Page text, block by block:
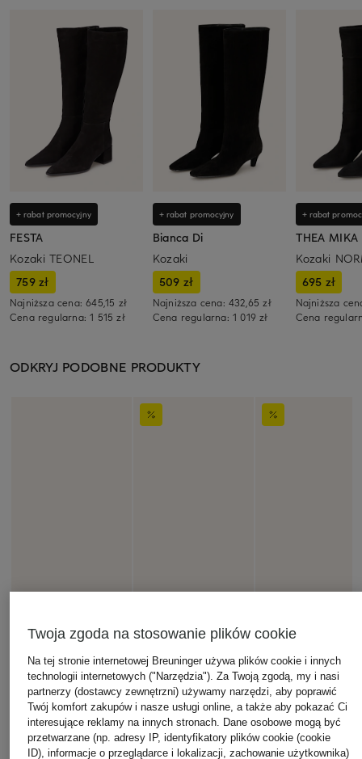
+ rabat promocyjny
FESTA
Kozaki TEONEL
759 zł
Najniższa cena:645,15 zł
Cena regularna:1 515 zł
+ rabat promocyjny
Bianca Di
Kozaki
509 zł
Najniższa cena: 432,65 zł
Cena regularna: 1 019 zł
+ rabat
THEA MIKA
Kozaki
695 zł
Najniższa
Cena
ODKRYJ PODOBNE PRODUKTY
Twoja zgoda na stosowanie plików cookie
Na tej stronie internetowej Breuninger używa plików cookie i innych
technologii internetowych ("Narzędzia"). Za Twoją zgodą, my i nasi
partnerzy (dostawcy zewnętrzni) używamy narzędzi, aby poprawić
Twój komfort zakupów i nasze usługi online, a także aby pokazać Ci
interesujące reklamy na innych stronach. Dane osobowe mogą być
przetwarzane (np. adresy IP, identyfikatory plików cookie (cookie
ID), informacje o przeglądarce i lokalizacji, zachowanie użytkownika)